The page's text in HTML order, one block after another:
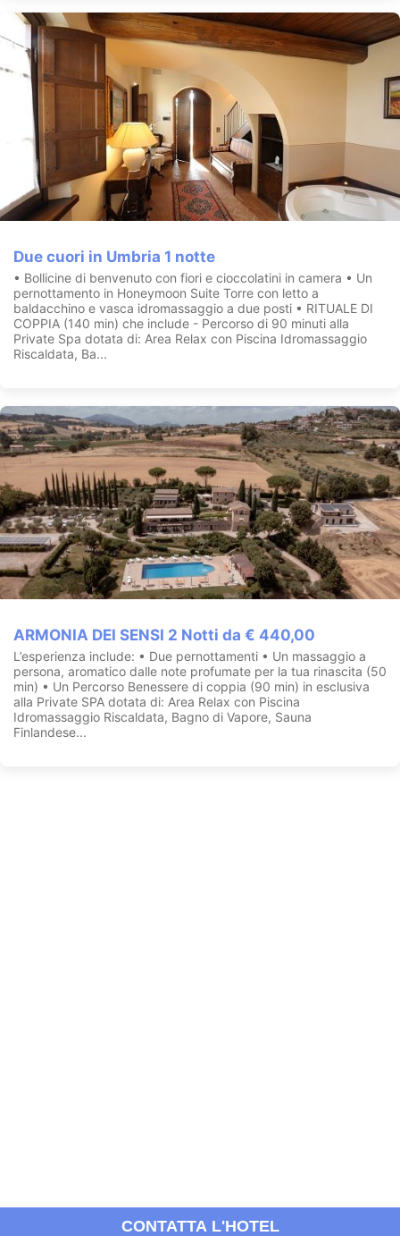
Due cuori in Umbria 1 notte
• Bollicine di benvenuto con fiori e cioccolatini in camera • Un
pernottamento in Honeymoon Suite Torre con letto a
baldacchino e vasca idromassaggio a due posti • RITUALE DI
COPPIA (140 min) che include - Percorso di 90 minuti alla
Private Spa dotata di: Area Relax con Piscina Idromassaggio
Riscaldata, Ba...
ARMONIA DEI SENSI 2 Notti da € 440,00
L’esperienza include: • Due pernottamenti • Un massaggio a
persona, aromatico dalle note profumate per la tua rinascita (50
min) • Un Percorso Benessere di coppia (90 min) in esclusiva
alla Private SPA dotata di: Area Relax con Piscina
Idromassaggio Riscaldata, Bagno di Vapore, Sauna
Finlandese...
CONTATTA L'HOTEL